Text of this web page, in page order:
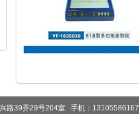
路39弄29号204室 手机：